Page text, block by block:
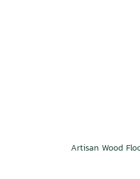
Artisan Wood